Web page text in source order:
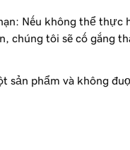
Nếu không thể thực
chúng tôi sẽ cố gắng
sản phẩm và không